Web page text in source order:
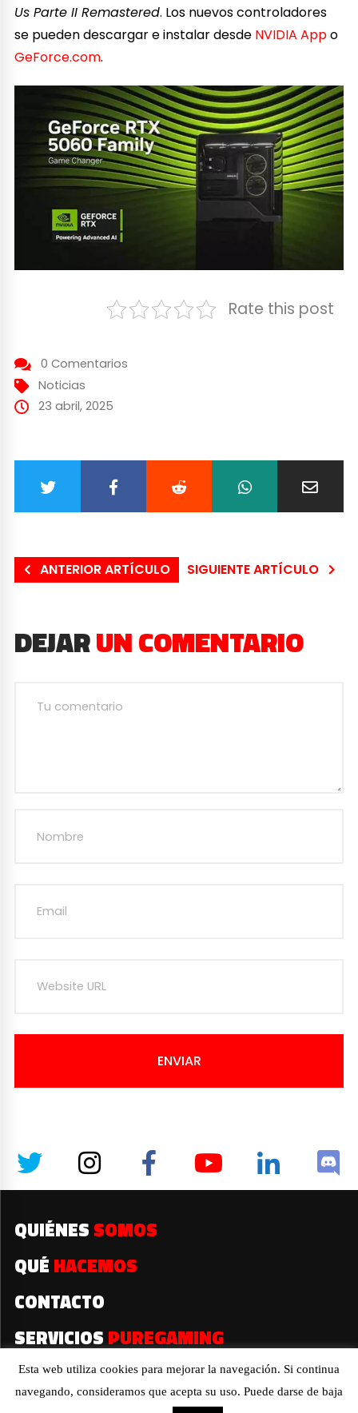
Us Parte II Remastered. Los nuevos controladores
se pueden descargar e instalar desde NVIDIA Appo
GeForce.com.
Rate this post
0 Comentarios
Noticias
23 abril, 2025
ANTERIOR ARTÍCULO SIGUIENTE ARTÍCULO
DEJARUN COMENTARIO
ENVIAR
QUIÉNES SOMOS
QUÉ HACEMOS
CONTACTO
SERVICIOS PUREGAMING
2019© Todos los derechos reservados
Esta web utiliza cookies para mejorar la navegación. Si continua
navegando, consideramos que acepta su uso. Puede darse de baja